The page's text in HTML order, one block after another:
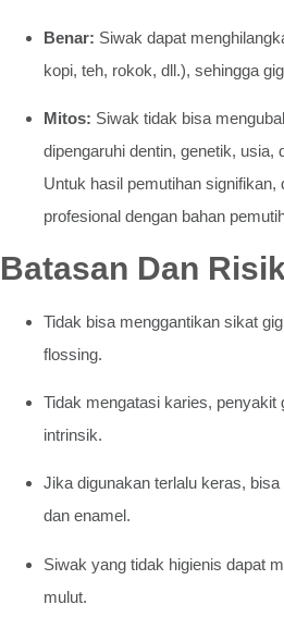
Benar: Siwak dapat
kopi, teh, rokok, dll.), sehingga
Mitos: Siwak tidak bisa
dipengaruhi dentin, genetik, usia,
Untuk hasil pemutihan signifikan,
profesional dengan bahan
Batasan Dan
Tidak bisa menggantikan sikat
flossing.
Tidak mengatasi karies, penyakit
intrinsik.
Jika digunakan terlalu keras,
dan enamel.
Siwak yang tidak higienis dapat
mulut.